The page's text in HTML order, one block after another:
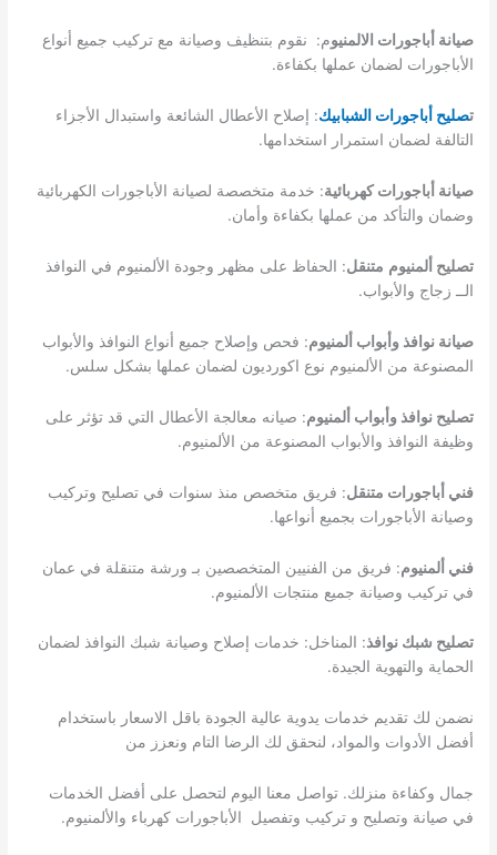
صيانة أباجورات الالمنيوم: نقوم بتنظيف وصيانة مع تركيب جميع أنواع
الأباجورات لضمان عملها بكفاءة.
تصليح أباجورات الشبابيك: إصلاح الأعطال الشائعة واستبدال الأجزاء
التالفة لضمان استمرار استخدامها.
صيانة أباجورات كهربائية: خدمة متخصصة لصيانة الأباجورات الكهربائية
وضمان والتأكد من عملها بكفاءة وأمان.
تصليح ألمنيوم متنقل: الحفاظ على مظهر وجودة الألمنيوم في النوافذ
الــ زجاج والأبواب.
صيانة نوافذ وأبواب ألمنيوم: فحص وإصلاح جميع أنواع النوافذ والأبواب
المصنوعة من الألمنيوم نوع اكورديون لضمان عملها بشكل سلس.
تصليح نوافذ وأبواب ألمنيوم: صيانه معالجة الأعطال التي قد تؤثر على
وظيفة النوافذ والأبواب المصنوعة من الألمنيوم.
فني أباجورات متنقل: فريق متخصص منذ سنوات في تصليح وتركيب
وصيانة الأباجورات بجميع أنواعها.
فني ألمنيوم: فريق من الفنيين المتخصصين بـ ورشة متنقلة في عمان
في تركيب وصيانة جميع منتجات الألمنيوم.
تصليح شبك نوافذ: المناخل: خدمات إصلاح وصيانة شبك النوافذ لضمان
الحماية والتهوية الجيدة.
نضمن لك تقديم خدمات يدوية عالية الجودة باقل الاسعار باستخدام
أفضل الأدوات والمواد، لنحقق لك الرضا التام ونعزز من
جمال وكفاءة منزلك. تواصل معنا اليوم لتحصل على أفضل الخدمات
في صيانة وتصليح و تركيب وتفصيل الأباجورات كهرباء والألمنيوم.